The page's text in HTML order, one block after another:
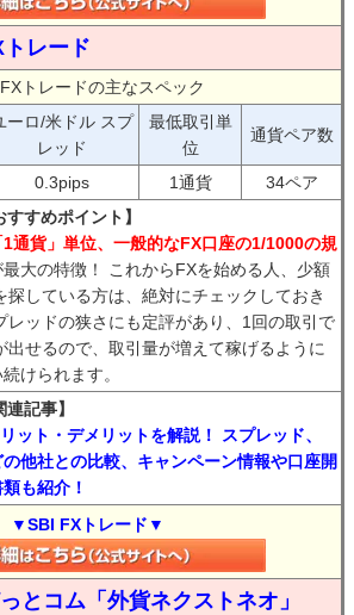
レード
トレードの主なスペック
ーロ/米ドル スプ
レッド
最低取引単
位
通貨ペア数
0.3pips 1通貨
34ペア
すめポイント】
1通貨」単位、一般的なFX口座の1/1000の規
最大の特徴！ これからFXを始める人、少額
探している方は、絶対にチェックしておき
レッドの狭さにも定評があり、1回の取引で
出せるので、取引量が増えて稼げるように
けられます。
記事】
ット・デメリットを解説！ スプレッド、
他社との比較、キャンペーン情報や口座開
も紹介！
▼SBI FXトレード▼
とコム「外貨ネクストネオ」